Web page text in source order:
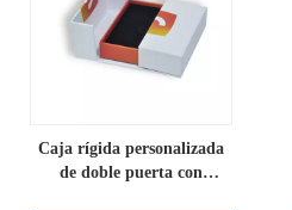
Caja rígida personalizada
de doble puerta con